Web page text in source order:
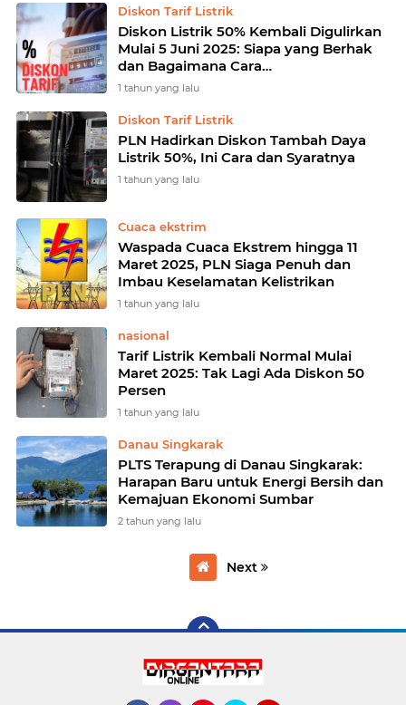
Diskon Tarif Listrik
Diskon Listrik 50% Kembali Digulirkan
Mulai 5 Juni 2025: Siapa yang Berhak
dan Bagaimana Cara
Mendapatkannya?
1 tahun yang lalu
Diskon Tarif Listrik
PLN Hadirkan Diskon Tambah Daya
Listrik 50%, Ini Cara dan Syaratnya
1 tahun yang lalu
Cuaca ekstrim
Waspada Cuaca Ekstrem hingga 11
Maret 2025, PLN Siaga Penuh dan
Imbau Keselamatan Kelistrikan
1 tahun yang lalu
nasional
Tarif Listrik Kembali Normal Mulai
Maret 2025: Tak Lagi Ada Diskon 50
Persen
1 tahun yang lalu
Danau Singkarak
PLTS Terapung di Danau Singkarak:
Harapan Baru untuk Energi Bersih dan
Kemajuan Ekonomi Sumbar
2 tahun yang lalu
Next